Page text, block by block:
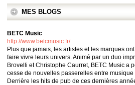
MES BLOGS
BETC Music
http://www.betcmusic.fr/
Plus que jamais, les artistes et les marques
faire vivre leurs univers. Animé par un duo
Brovelli et Christophe Caurret, BETC Music a
cesse de nouvelles passerelles entre musique
Derrière les hits de pub de ces dernières